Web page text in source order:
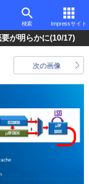
検索 Impressサイト
が明らかに(10/17)
次の画像